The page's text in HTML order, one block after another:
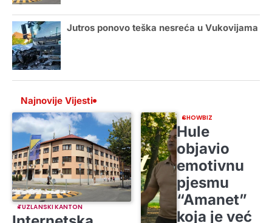
Jutros ponovo teška nesreća u Vukovijama
Najnovije Vijesti
TUZLANSKI KANTON
SHOWBIZ
Hule
objavio
emotivnu
pjesmu
“Amanet”
koja je već